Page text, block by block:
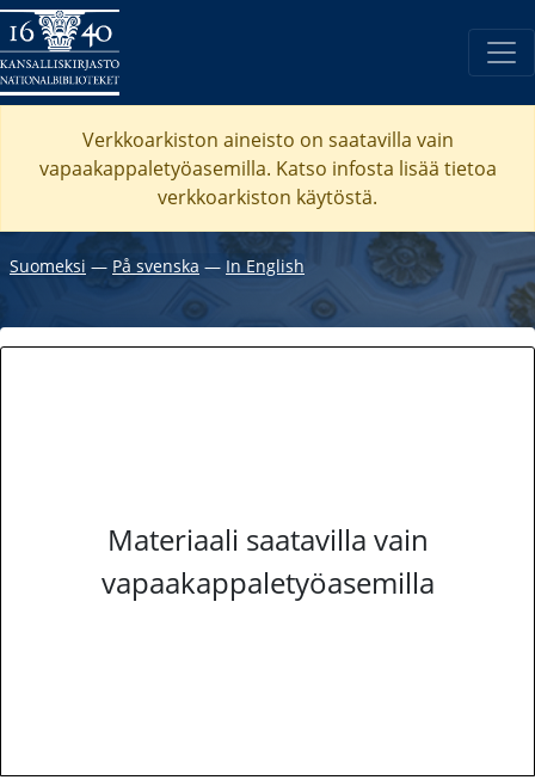
Verkkoarkiston aineisto on saatavilla vain
vapaakappaletyöasemilla. Katso infosta lisää tietoa
verkkoarkiston käytöstä.
Suomeksi ― På svenska ― In English
Materiaali saatavilla vain
vapaakappaletyöasemilla